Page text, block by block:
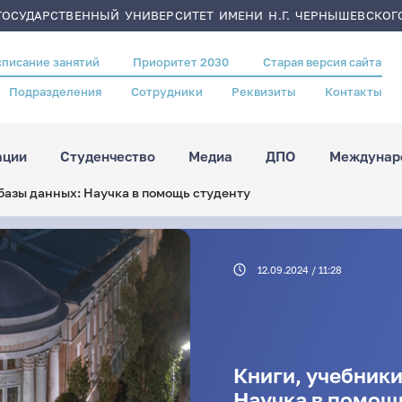
УНИВЕРСИТЕТ ИМЕНИ Н.Г.
занятий Приоритет 2030 Старая версия сайта
Подразделения Сотрудники Реквизиты Контакты
Студенчество Медиа ДПО
данных: Научка в помощь студенту
12.09.2024 / 11:28
Книги,